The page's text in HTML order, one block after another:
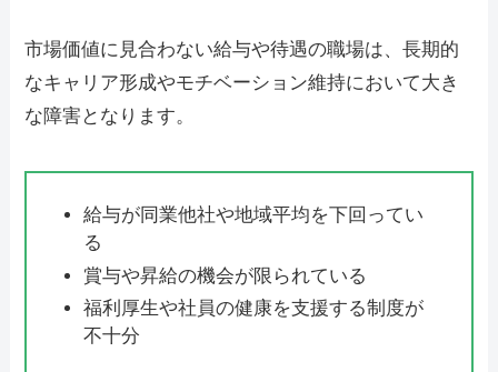
市場価値に見合わない給与や待遇の職場は、長期的
なキャリア形成やモチベーション維持において大き
な障害となります。
給与が同業他社や地域平均を下回ってい
る
賞与や昇給の機会が限られている
福利厚生や社員の健康を支援する制度が
不十分